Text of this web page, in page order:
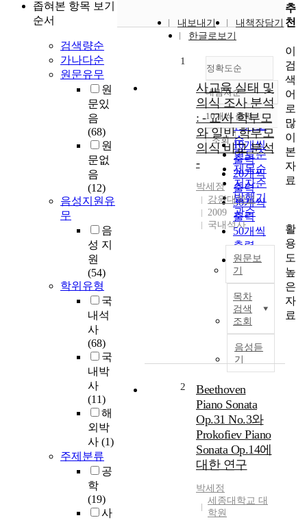
좁혀본 항목 보기
순서
검색량순
가나다순
원문유무
원
문있
음
(68)
원
문없
음
(12)
음성지원유
무
음
성 지
원
(54)
학위유형
국
내석
사
(68)
국
내박
사
(11)
해
외박
사 (1)
주제분류
공
학
(19)
사
내보내기
내책장담기
한글로보기
정확도순
정확도
순
인기도
순
연도순
제목순
저자순
발행기
관순
내림차순
내림차순
10개씩 출력
10개씩
출력
20개씩
출력
30개씩
출력
50개씩
출력
100개씩
출력
조회
1
사교육 실태 및
의식 조사 분석
: - 교사 학부모
와 일반 학부모
의식 비교 분석
-
박세정
강원대학교
2009
국내석사
원문보
기
목차
검색
조회
음성듣
기
2
Beethoven
Piano Sonata
Op.31 No.3와
Prokofiev Piano
Sonata Op.14에
대한 연구
박세정
세종대학교 대
학원
추
천
이
검
색
어
로
많
이
본
자
료
활
용
도
높
은
자
료